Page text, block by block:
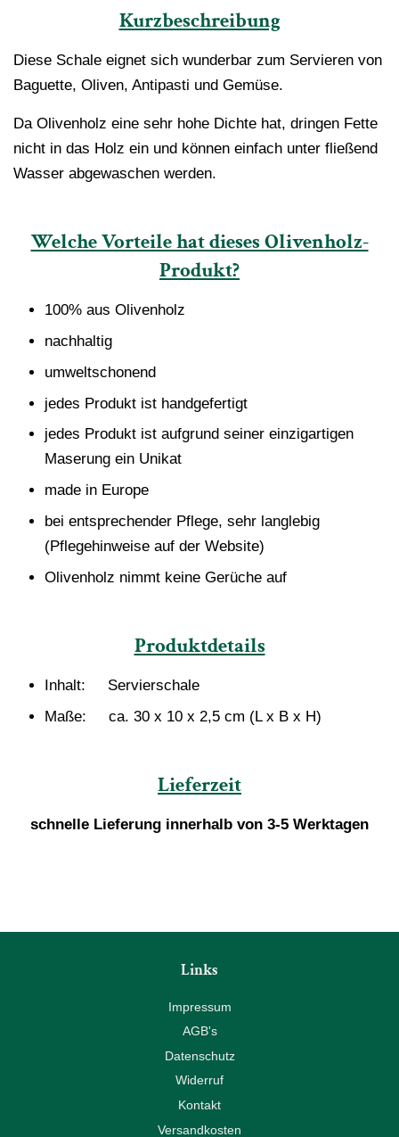
Kurzbeschreibung
Diese Schale eignet sich wunderbar zum Servieren von
Baguette, Oliven, Antipasti und Gemüse.
Da Olivenholz eine sehr hohe Dichte hat, dringen Fette
nicht in das Holz ein und können einfach unter fließend
Wasser abgewaschen werden.
Welche Vorteile hat dieses Olivenholz-
Produkt?
100% aus Olivenholz
nachhaltig
umweltschonend
jedes Produkt ist handgefertigt
jedes Produkt ist aufgrund seiner einzigartigen
Maserung ein Unikat
made in Europe
bei entsprechender Pflege, sehr langlebig
(Pflegehinweise auf der Website)
Olivenholz nimmt keine Gerüche auf
Produktdetails
Inhalt: Servierschale
Maße: ca. 30 x 10 x 2,5 cm (L x B x H)
Lieferzeit
schnelle Lieferung innerhalb von 3-5 Werktagen
Links
Impressum
AGB's
Datenschutz
Widerruf
Kontakt
Versandkosten